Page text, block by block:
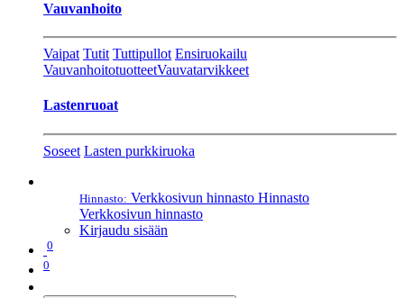
Vauvanhoito
Vaipat Tutit Tuttipullot Ensiruokailu
VauvanhoitotuotteetVauvatarvikkeet
Lastenruoat
Soseet Lasten purkkiruoka
Hinnasto: Verkkosivun hinnasto Hinnasto
Verkkosivun hinnasto
Kirjaudu sisään
0
0